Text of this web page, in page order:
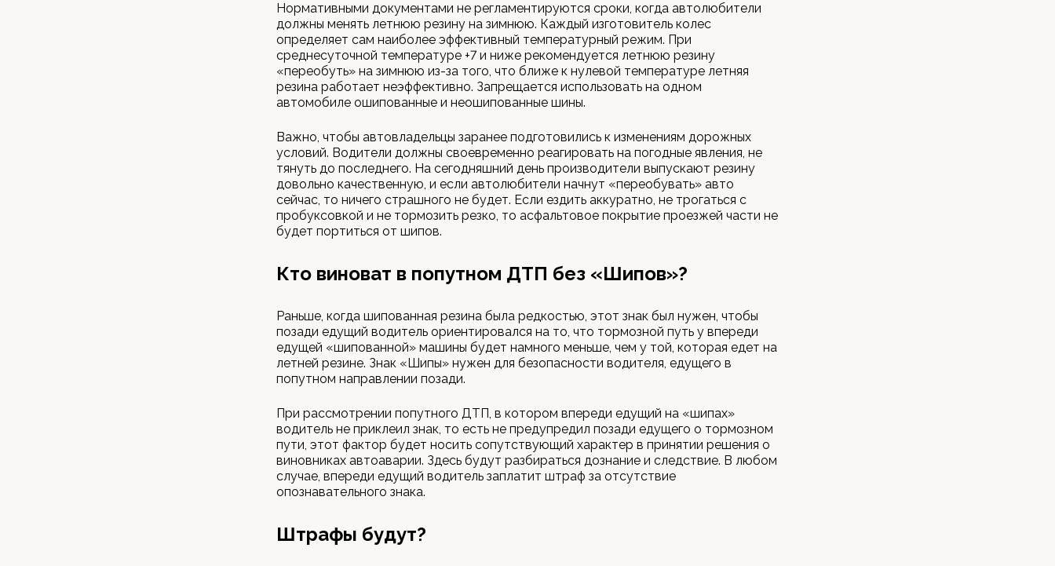
Нормативными документами не регламентируются сроки, когда автолюбители
должны менять летнюю резину на зимнюю. Каждый изготовитель колес
определяет сам наиболее эффективный температурный режим. При
среднесуточной температуре +7 и ниже рекомендуется летнюю резину
«переобуть» на зимнюю из-за того, что ближе к нулевой температуре летняя
резина работает неэффективно. Запрещается использовать на одном
автомобиле ошипованные и неошипованные шины.
Важно, чтобы автовладельцы заранее подготовились к изменениям дорожных
условий. Водители должны своевременно реагировать на погодные явления, не
тянуть до последнего. На сегодняшний день производители выпускают резину
довольно качественную, и если автолюбители начнут «переобувать» авто
сейчас, то ничего страшного не будет. Если ездить аккуратно, не трогаться с
пробуксовкой и не тормозить резко, то асфальтовое покрытие проезжей части не
будет портиться от шипов.
Кто виноват в попутном ДТП без «Шипов»?
Раньше, когда шипованная резина была редкостью, этот знак был нужен, чтобы
позади едущий водитель ориентировался на то, что тормозной путь у впереди
едущей «шипованной» машины будет намного меньше, чем у той, которая едет на
летней резине. Знак «Шипы» нужен для безопасности водителя, едущего в
попутном направлении позади.
При рассмотрении попутного ДТП, в котором впереди едущий на «шипах»
водитель не приклеил знак, то есть не предупредил позади едущего о тормозном
пути, этот фактор будет носить сопутствующий характер в принятии решения о
виновниках автоаварии. Здесь будут разбираться дознание и следствие. В любом
случае, впереди едущий водитель заплатит штраф за отсутствие
опознавательного знака.
Штрафы будут?